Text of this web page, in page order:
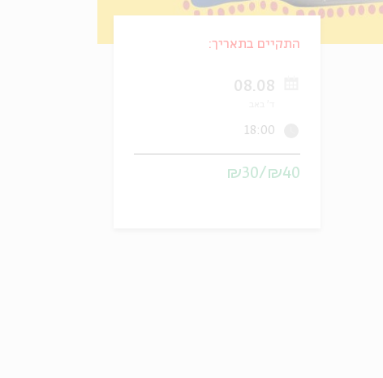
התקיים בתאריך:
08.08
18:00
₪40/₪30